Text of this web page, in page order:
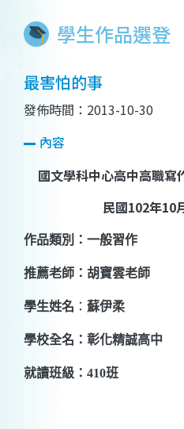
學生作品選登
最害怕的事
發佈時間：2013-10-30
內容
國文學科中心高中高職寫
民國102年10
作品類別：一般習作
推薦老師：胡寶雲老師
學生姓名 ： 蘇伊柔
學校全名：彰化精誠高中
就讀班級： 410班